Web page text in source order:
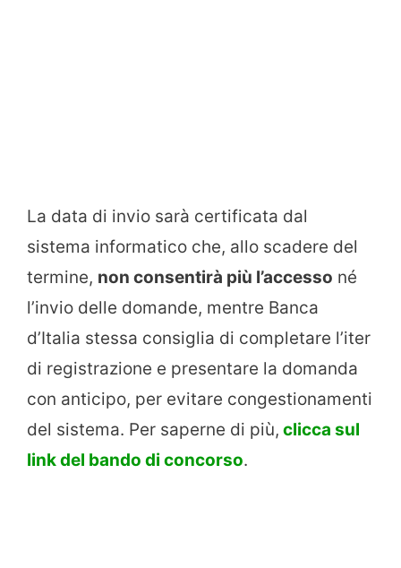
La data di invio sarà certificata dal
sistema informatico che, allo scadere del
termine, non consentirà più l’accesso né
l’invio delle domande, mentre Banca
d’Italia stessa consiglia di completare l’iter
di registrazione e presentare la domanda
con anticipo, per evitare congestionamenti
del sistema. Per saperne di più, clicca sul
link del bando di concorso.